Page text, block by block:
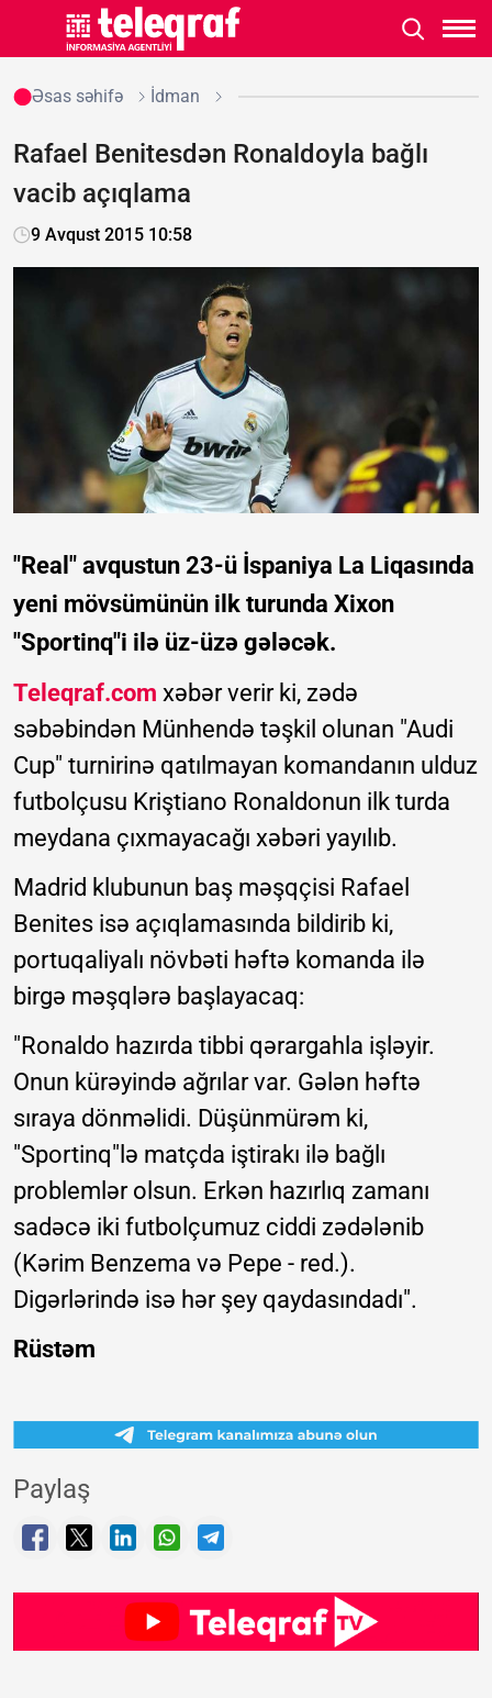
Əsas səhifə İdman
Rafael Benitesdən Ronaldoyla bağlı
vacib açıqlama
9 Avqust 2015 10:58
"Real" avqustun 23-ü İspaniya La Liqasında
yeni mövsümünün ilk turunda Xixon
"Sportinq"i ilə üz-üzə gələcək.
Teleqraf.com xəbər verir ki, zədə
səbəbindən Münhendə təşkil olunan "Audi
Cup" turnirinə qatılmayan komandanın ulduz
futbolçusu Kriştiano Ronaldonun ilk turda
meydana çıxmayacağı xəbəri yayılıb.
Madrid klubunun baş məşqçisi Rafael
Benites isə açıqlamasında bildirib ki,
portuqaliyalı növbəti həftə komanda ilə
birgə məşqlərə başlayacaq:
"Ronaldo hazırda tibbi qərargahla işləyir.
Onun kürəyində ağrılar var. Gələn həftə
sıraya dönməlidi. Düşünmürəm ki,
"Sportinq"lə matçda iştirakı ilə bağlı
problemlər olsun. Erkən hazırlıq zamanı
sadəcə iki futbolçumuz ciddi zədələnib
(Kərim Benzema və Pepe - red.).
Digərlərində isə hər şey qaydasındadı".
Rüstəm
Paylaş